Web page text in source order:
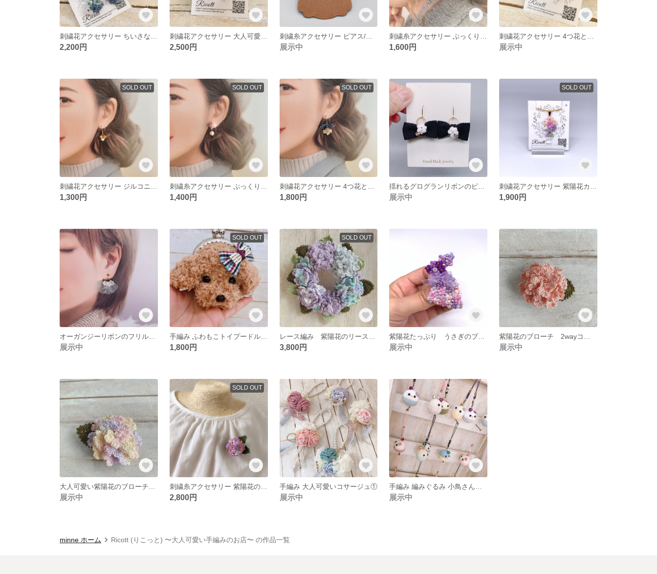
2,200円 2,500円
刺繍糸アクセサリー ピアス/イヤリング 一花 〜いちか〜 シンプル ホワイト 花
展示中 1,600円 展示中
SOLD OUT
1,300円
SOLD OUT
1,400円
SOLD OUT
1,800円 展示中
SOLD OUT
1,900円
展示中
SOLD OUT
手編み ふわもこトイプードルのがま口キーホルダー②
1,800円
SOLD OUT
3,800円 展示中 展示中
展示中
SOLD OUT
刺繍糸アクセサリー 紫陽花のブローチ
2,800円
手編み 大人可愛いコサージュ①
展示中 展示中
minne ホーム Ricott (りこっと) 〜大人可愛い手編みのお店〜 の作品一覧